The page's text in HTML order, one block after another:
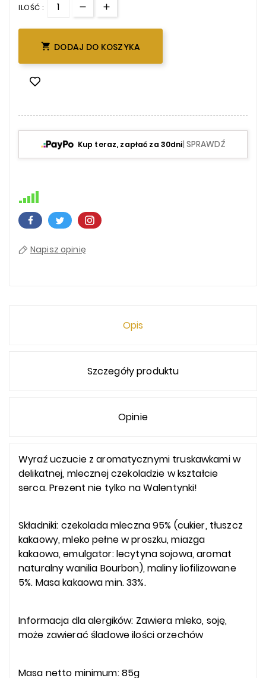
ILOŚĆ :
 DODAJ DO KOSZYKA
Kup teraz, zapłać za 30dni| SPRAWDŹ
Napisz opinię
Opis
Szczegóły produktu
Opinie
Wyraź uczucie z aromatycznymi truskawkami w
delikatnej, mlecznej czekoladzie w kształcie
serca. Prezent nie tylko na Walentynki!
Składniki: czekolada mleczna 95% (cukier, tłuszcz
kakaowy, mleko pełne w proszku, miazga
kakaowa, emulgator: lecytyna sojowa, aromat
naturalny wanilia Bourbon), maliny liofilizowane
5%. Masa kakaowa min. 33%.
Informacja dla alergików: Zawiera mleko, soję,
może zawierać śladowe ilości orzechów
Masa netto minimum: 85g